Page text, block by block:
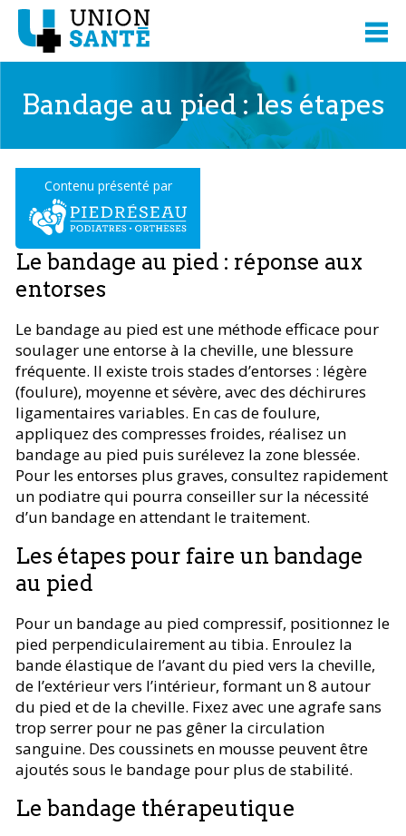
Bandage au pied : les étapes
Contenu présenté par
Le bandage au pied : réponse aux
entorses
Le bandage au pied est une méthode efficace pour
soulager une entorse à la cheville, une blessure
fréquente. Il existe trois stades d’entorses : légère
(foulure), moyenne et sévère, avec des déchirures
ligamentaires variables. En cas de foulure,
appliquez des compresses froides, réalisez un
bandage au pied puis surélevez la zone blessée.
Pour les entorses plus graves, consultez rapidement
un podiatre qui pourra conseiller sur la nécessité
d’un bandage en attendant le traitement.
Les étapes pour faire un bandage
au pied
Pour un bandage au pied compressif, positionnez le
pied perpendiculairement au tibia. Enroulez la
bande élastique de l’avant du pied vers la cheville,
de l’extérieur vers l’intérieur, formant un 8 autour
du pied et de la cheville. Fixez avec une agrafe sans
trop serrer pour ne pas gêner la circulation
sanguine. Des coussinets en mousse peuvent être
ajoutés sous le bandage pour plus de stabilité.
Le bandage thérapeutique